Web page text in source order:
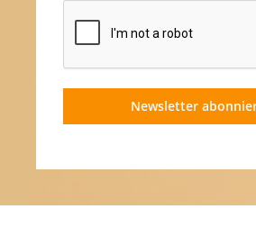
Newsletter